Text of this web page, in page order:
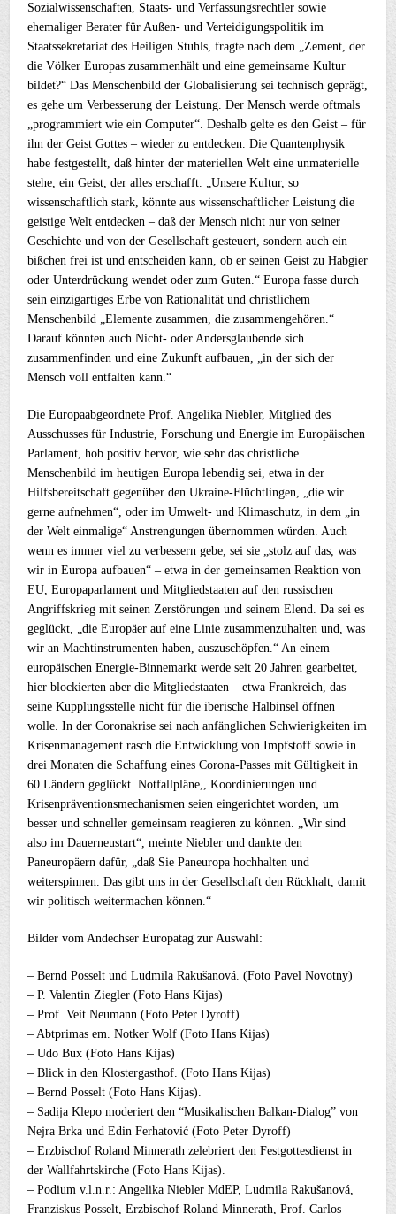
Sozialwissenschaften, Staats- und Verfassungsrechtler sowie
ehemaliger Berater für Außen- und Verteidigungspolitik im
Staatssekretariat des Heiligen Stuhls, fragte nach dem „Zement, der
die Völker Europas zusammenhält und eine gemeinsame Kultur
bildet?“ Das Menschenbild der Globalisierung sei technisch geprägt,
es gehe um Verbesserung der Leistung. Der Mensch werde oftmals
„programmiert wie ein Computer“. Deshalb gelte es den Geist – für
ihn der Geist Gottes – wieder zu entdecken. Die Quantenphysik
habe festgestellt, daß hinter der materiellen Welt eine unmaterielle
stehe, ein Geist, der alles erschafft. „Unsere Kultur, so
wissenschaftlich stark, könnte aus wissenschaftlicher Leistung die
geistige Welt entdecken – daß der Mensch nicht nur von seiner
Geschichte und von der Gesellschaft gesteuert, sondern auch ein
bißchen frei ist und entscheiden kann, ob er seinen Geist zu Habgier
oder Unterdrückung wendet oder zum Guten.“ Europa fasse durch
sein einzigartiges Erbe von Rationalität und christlichem
Menschenbild „Elemente zusammen, die zusammengehören.“
Darauf könnten auch Nicht- oder Andersglaubende sich
zusammenfinden und eine Zukunft aufbauen, „in der sich der
Mensch voll entfalten kann.“
Die Europaabgeordnete Prof. Angelika Niebler, Mitglied des
Ausschusses für Industrie, Forschung und Energie im Europäischen
Parlament, hob positiv hervor, wie sehr das christliche
Menschenbild im heutigen Europa lebendig sei, etwa in der
Hilfsbereitschaft gegenüber den Ukraine-Flüchtlingen, „die wir
gerne aufnehmen“, oder im Umwelt- und Klimaschutz, in dem „in
der Welt einmalige“ Anstrengungen übernommen würden. Auch
wenn es immer viel zu verbessern gebe, sei sie „stolz auf das, was
wir in Europa aufbauen“ – etwa in der gemeinsamen Reaktion von
EU, Europaparlament und Mitgliedstaaten auf den russischen
Angriffskrieg mit seinen Zerstörungen und seinem Elend. Da sei es
geglückt, „die Europäer auf eine Linie zusammenzuhalten und, was
wir an Machtinstrumenten haben, auszuschöpfen.“ An einem
europäischen Energie-Binnemarkt werde seit 20 Jahren gearbeitet,
hier blockierten aber die Mitgliedstaaten – etwa Frankreich, das
seine Kupplungsstelle nicht für die iberische Halbinsel öffnen
wolle. In der Coronakrise sei nach anfänglichen Schwierigkeiten im
Krisenmanagement rasch die Entwicklung von Impfstoff sowie in
drei Monaten die Schaffung eines Corona-Passes mit Gültigkeit in
60 Ländern geglückt. Notfallpläne,, Koordinierungen und
Krisenpräventionsmechanismen seien eingerichtet worden, um
besser und schneller gemeinsam reagieren zu können. „Wir sind
also im Dauerneustart“, meinte Niebler und dankte den
Paneuropäern dafür, „daß Sie Paneuropa hochhalten und
weiterspinnen. Das gibt uns in der Gesellschaft den Rückhalt, damit
wir politisch weitermachen können.“
Bilder vom Andechser Europatag zur Auswahl:
– Bernd Posselt und Ludmila Rakušanová. (Foto Pavel Novotny)
– P. Valentin Ziegler (Foto Hans Kijas)
– Prof. Veit Neumann (Foto Peter Dyroff)
– Abtprimas em. Notker Wolf (Foto Hans Kijas)
– Udo Bux (Foto Hans Kijas)
– Blick in den Klostergasthof. (Foto Hans Kijas)
– Bernd Posselt (Foto Hans Kijas).
– Sadija Klepo moderiert den “Musikalischen Balkan-Dialog” von
Nejra Brka und Edin Ferhatović (Foto Peter Dyroff)
– Erzbischof Roland Minnerath zelebriert den Festgottesdienst in
der Wallfahrtskirche (Foto Hans Kijas).
– Podium v.l.n.r.: Angelika Niebler MdEP, Ludmila Rakušanová,
Franziskus Posselt, Erzbischof Roland Minnerath, Prof. Carlos